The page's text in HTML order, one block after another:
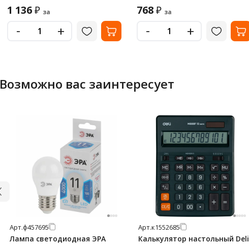
1 136₽ за
- +
768₽ за
- +
Возможно вас заинтересует
Арт.ф457695
Лампа светодиодная ЭРА
Арт.к1552685
Калькулятор настольный Deli